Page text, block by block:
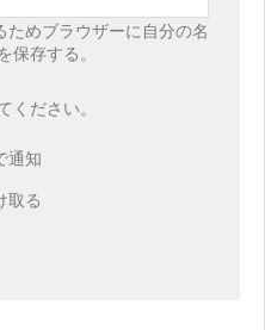
ためブラウザーに自分の名
保存する。
ください。
通知
取る